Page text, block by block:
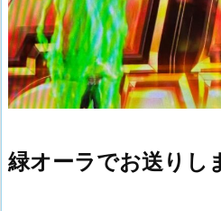
緑オーラでお送りし